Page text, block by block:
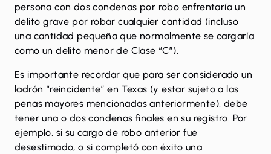
persona con dos condenas por robo enfrentaría un
delito grave por robar cualquier cantidad (incluso
una cantidad pequeña que normalmente se cargaría
como un delito menor de Clase “C”).
Es importante recordar que para ser considerado un
ladrón “reincidente” en Texas (y estar sujeto a las
penas mayores mencionadas anteriormente), debe
tener una o dos condenas finales en su registro. Por
ejemplo, si su cargo de robo anterior fue
desestimado, o si completó con éxito una